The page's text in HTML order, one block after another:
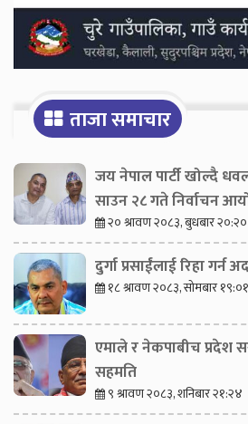
ताजा समाचार
जय नेपाल पार्टी खोल्दै
साउन २८ गते निर्वाचन
२० श्रावण २०८३, बुधबार २०:२०
दुर्गा प्रसाईंलाई रिहा
१८ श्रावण २०८३, सोमबार १९:०१
एमाले र नेकपाबीच प्रदेश
सहमति
९ श्रावण २०८३, शनिबार २१:२४